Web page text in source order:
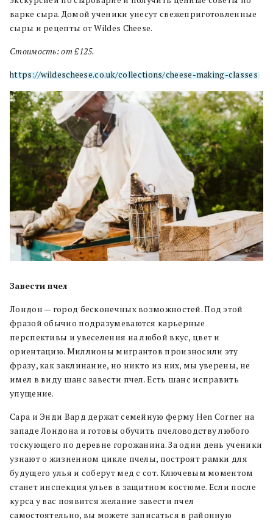
варке сыра. Домой ученики унесут свежеприготовленные
сыры и рецепты от Wildes Cheese.
Стоимость: от £125.
https://wildescheese.co.uk/collections/cheese-making-classes
Завести пчел
Лондон — город бесконечных возможностей. Под этой
фразой обычно подразумеваются карьерные
перспективы и увеселения на любой вкус, цвет и
ориентацию. Миллионы мигрантов произносили эту
фразу, как заклинание, но никто из них, мы уверены, не
имел в виду шанс завести пчел. Есть шанс исправить
упущение.
Сара и Энди Вард держат семейную ферму Hen Corner на
западе Лондона и готовы обучить пчеловодству любого
тоскующего по деревне горожанина. За один день ученики
узнают о жизненном цикле пчелы, построят рамки для
будущего улья и соберут мед с сот. Ключевым моментом
станет инспекция ульев в защитном костюме. Если после
курса у вас появится желание завести пчел
самостоятельно, вы можете записаться в районную